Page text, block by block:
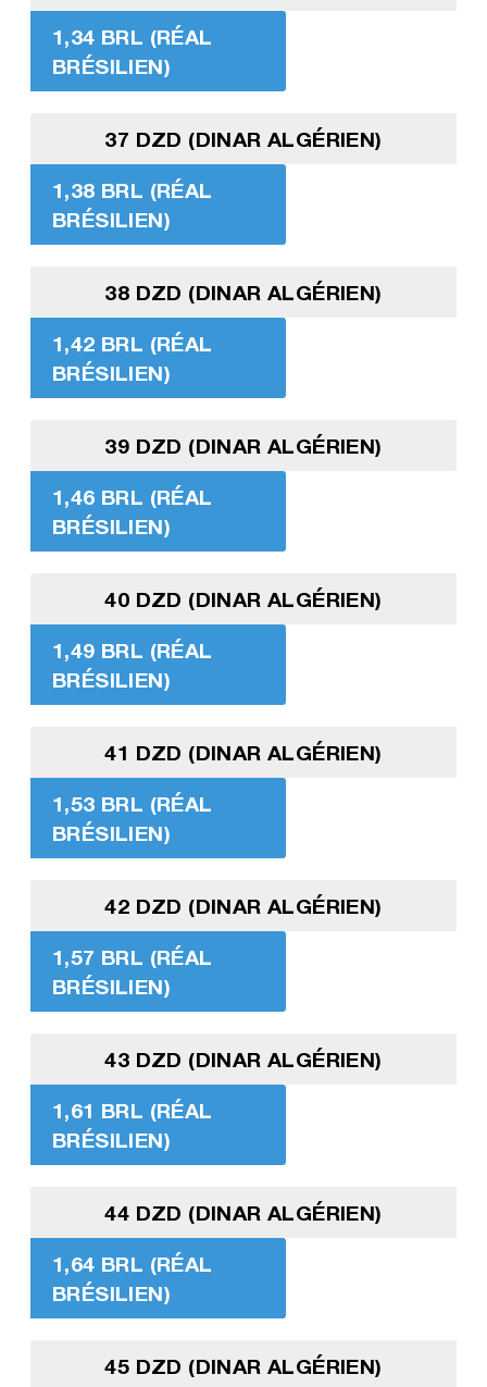
1,34 BRL (RÉAL
BRÉSILIEN)
37 DZD (DINAR ALGÉRIEN)
1,38 BRL (RÉAL
BRÉSILIEN)
38 DZD (DINAR ALGÉRIEN)
1,42 BRL (RÉAL
BRÉSILIEN)
39 DZD (DINAR ALGÉRIEN)
1,46 BRL (RÉAL
BRÉSILIEN)
40 DZD (DINAR ALGÉRIEN)
1,49 BRL (RÉAL
BRÉSILIEN)
41 DZD (DINAR ALGÉRIEN)
1,53 BRL (RÉAL
BRÉSILIEN)
42 DZD (DINAR ALGÉRIEN)
1,57 BRL (RÉAL
BRÉSILIEN)
43 DZD (DINAR ALGÉRIEN)
1,61 BRL (RÉAL
BRÉSILIEN)
44 DZD (DINAR ALGÉRIEN)
1,64 BRL (RÉAL
BRÉSILIEN)
45 DZD (DINAR ALGÉRIEN)